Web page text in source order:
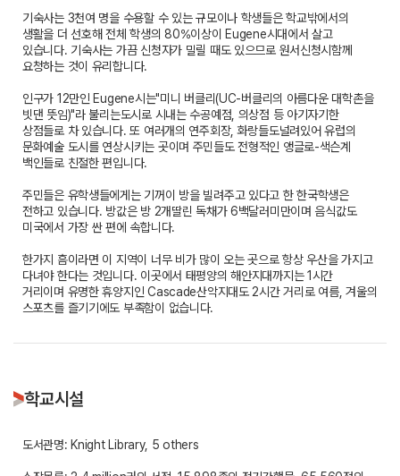
기숙사는 3천여 명을 수용할 수 있는 규모이나 학생들은 학교밖에서의
생활을 더 선호해 전체 학생의 80%이상이 Eugene시대에서 살고
있습니다. 기숙사는 가끔 신청자가 밀릴 때도 있으므로 원서신청시함께
요청하는 것이 유리합니다.
인구가 12만인 Eugene시는"미니 버클리(UC-버클리의 아름다운 대학촌을
빗댄 뜻임)"라 불리는도시로 시내는 수공예점, 의상점 등 아기자기한
상점들로 차 있습니다. 또 여러개의 연주회장, 화랑들도널려있어 유럽의
문화예술 도시를 연상시키는 곳이며 주민들도 전형적인 앵글로-색슨계
백인들로 친절한 편입니다.
주민들은 유학생들에게는 기꺼이 방을 빌려주고 있다고 한 한국학생은
전하고 있습니다. 방값은 방 2개딸린 독채가 6백달러미만이며 음식값도
미국에서 가장 싼 편에 속합니다.
한가지 흠이라면 이 지역이 너무 비가 많이 오는 곳으로 항상 우산을 가지고
다녀야 한다는 것입니다. 이곳에서 태평양의 해안지대까지는 1시간
거리이며 유명한 휴양지인 Cascade산악지대도 2시간 거리로 여름, 겨울의
스포츠를 즐기기에도 부족함이 없습니다.
학교시설
도서관명: Knight Library, 5 others